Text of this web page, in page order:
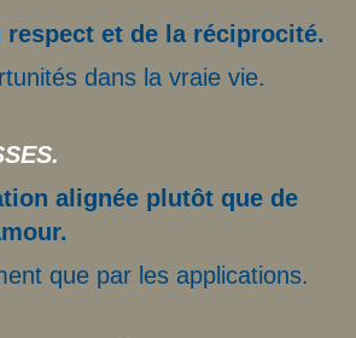
respect et de la réciprocité.
dans la vraie vie.
alignée plutôt que de
que par les applications.